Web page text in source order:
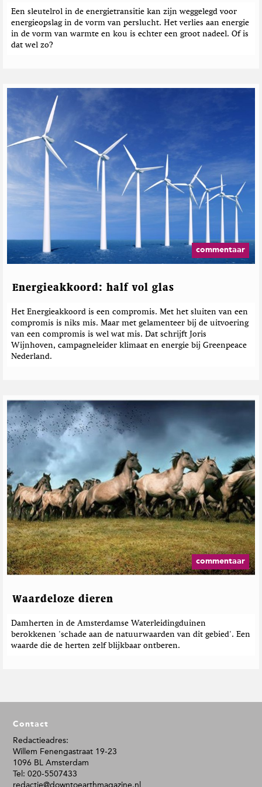
Een sleutelrol in de energietransitie kan zijn weggelegd voor
energieopslag in de vorm van perslucht. Het verlies aan energie
in de vorm van warmte en kou is echter een groot nadeel. Of is
dat wel zo?
commentaar
Energieakkoord: half vol glas
Het Energieakkoord is een compromis. Met het sluiten van een
compromis is niks mis. Maar met gelamenteer bij de uitvoering
van een compromis is wel wat mis. Dat schrijft Joris
Wijnhoven, campagneleider klimaat en energie bij Greenpeace
Nederland.
commentaar
Waardeloze dieren
Damherten in de Amsterdamse Waterleidingduinen
berokkenen 'schade aan de natuurwaarden van dit gebied'. Een
waarde die de herten zelf blijkbaar ontberen.
o
o
Contact
Redactieadres:
Willem Fenengastraat 19-23
1096 BL Amsterdam
Tel: 020-5507433